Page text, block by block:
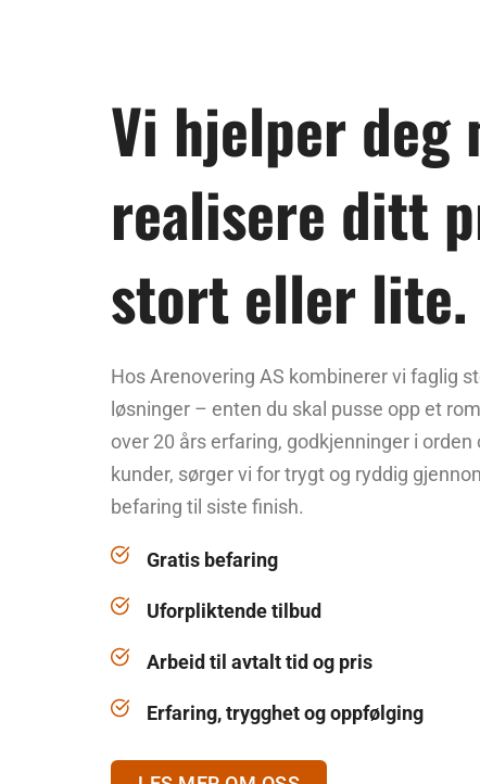
Vi hjelper deg
realisere ditt
stort eller lite.
Hos Arenovering AS kombinerer vi faglig
løsninger – enten du skal pusse opp et
over 20 års erfaring, godkjenninger i
kunder, sørger vi for trygt og ryddig
befaring til siste finish.
Gratis befaring
Uforpliktende tilbud
Arbeid til avtalt tid og pris
Erfaring, trygghet og oppfølging